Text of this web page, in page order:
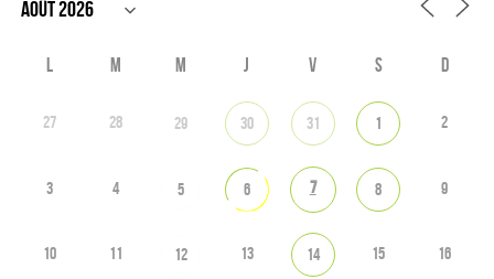
L M M J V S D
27 28 29 30 31 1 2
3 4 5 6 7 8 9
10 11 12 13 14 15 16